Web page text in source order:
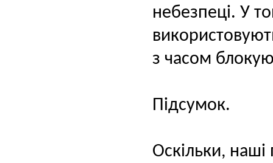
небезпеці. У
з часом
Підсумок.
Оскільки,